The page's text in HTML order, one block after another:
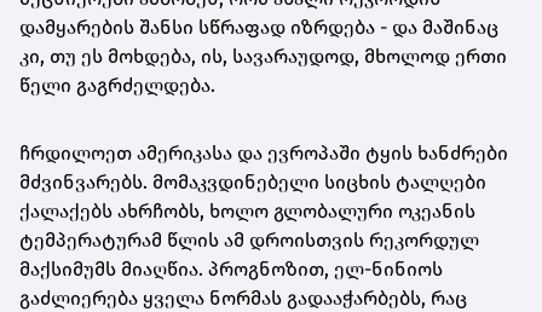
დამყარების შანსი სწრაფად იზრდება - და მაშინაც
კი, თუ ეს მოხდება, ის, სავარაუდოდ, მხოლოდ ერთი
წელი გაგრძელდება.
ჩრდილოეთ ამერიკასა და ევროპაში ტყის ხანძრები
მძვინვარებს. მომაკვდინებელი სიცხის ტალღები
ქალაქებს ახრჩობს, ხოლო გლობალური ოკეანის
ტემპერატურამ წლის ამ დროისთვის რეკორდულ
მაქსიმუმს მიაღწია. პროგნოზით, ელ-ნინიოს
გაძლიერება ყველა ნორმას გადააჭარბებს, რაც